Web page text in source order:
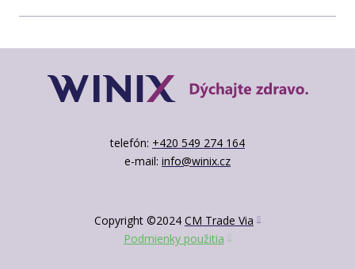
telefón: +420 549 274 164
e-mail: info@winix.cz
Copyright ©2024 CM Trade Via
Podmienky použitia